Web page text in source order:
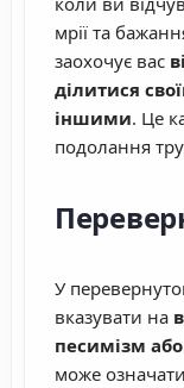
мрії та
заохочує вас
ділитися
іншими. Це
подолання
У
вказувати на
песимізм або
може